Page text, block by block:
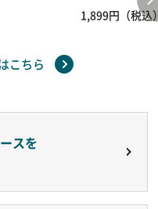
1,899円（税込
こちら
スを